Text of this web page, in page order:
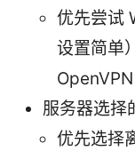
优先尝试
设置简单
服务器选择
优先选择